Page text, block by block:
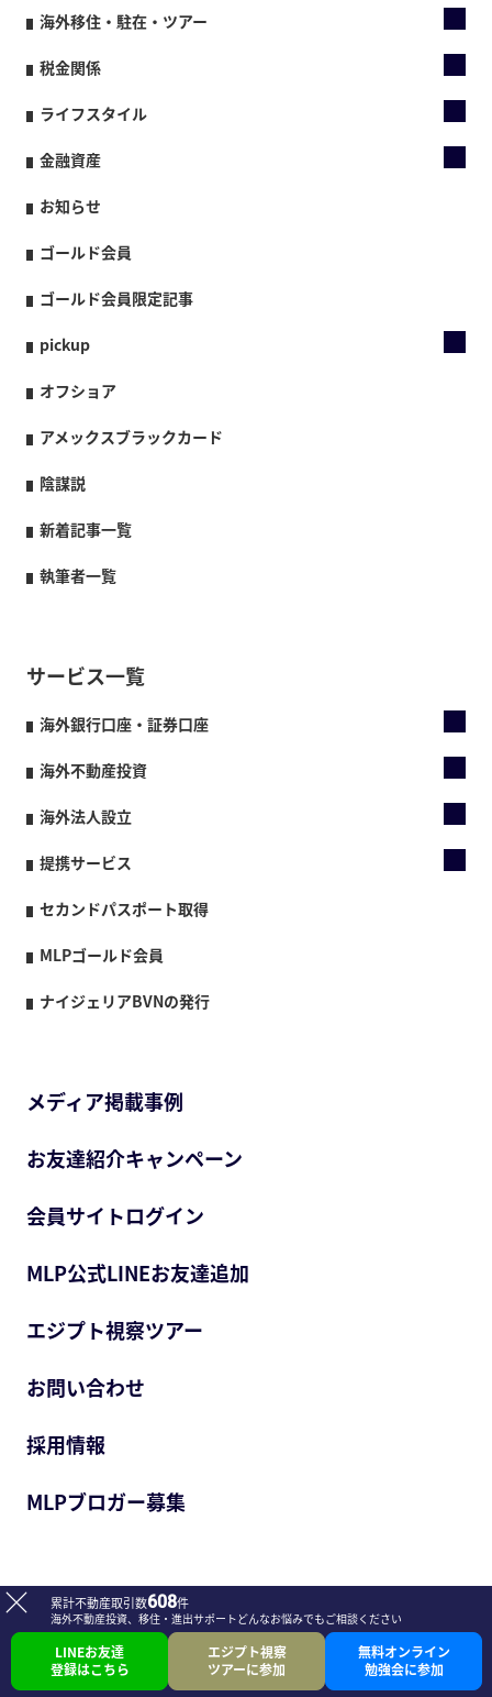
海外移住・駐在・ツアー
税金関係
ライフスタイル
金融資産
お知らせ
ゴールド会員
ゴールド会員限定記事
pickup
オフショア
アメックスブラックカード
陰謀説
新着記事一覧
執筆者一覧
サービス一覧
海外銀行口座・証券口座
海外不動産投資
海外法人設立
提携サービス
セカンドパスポート取得
MLPゴールド会員
ナイジェリアBVNの発行
メディア掲載事例
お友達紹介キャンペーン
会員サイトログイン
MLP公式LINEお友達追加
エジプト視察ツアー
お問い合わせ
採用情報
MLPブロガー募集
会社案内 プライバシーポリシー
© Meti Lux Partners.
累計不動産取引数608件
海外不動産投資、移住・進出サポートどんなお悩みでもご相談ください
LINEお友達
登録はこちら
エジプト視察
ツアーに参加
無料オンライン
勉強会に参加